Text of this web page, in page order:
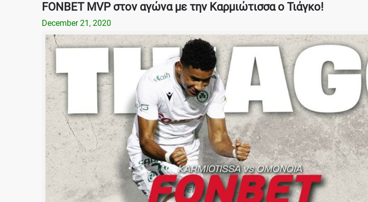
FONBET MVP στον αγώνα με την Καρμιώτισσα ο Τιάγκο!
December 21, 2020